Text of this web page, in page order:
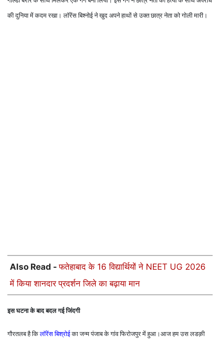
की दुनिया में कदम रखा। लॉरेंस बिश्नोई ने खुद अपने हाथों से उक्त छात्र नेता को गोली मारी।
Also Read -फतेहाबाद के 16 विद्यार्थियों ने NEET UG 2026
में किया शानदार प्रदर्शन जिले का बढ़ाया मान
इस घटना के बाद बदल गई जिंदगी
गौरतलब है किलॉरेंस बिश्रोईका जन्म पंजाब के गांव फिरोजपुर में हुआ।आज हम उस लडक़ी